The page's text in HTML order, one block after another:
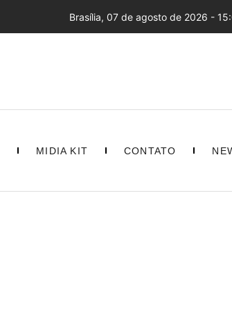
Brasília, 07 de agosto de 2026 -
MIDIA KIT CONTATO